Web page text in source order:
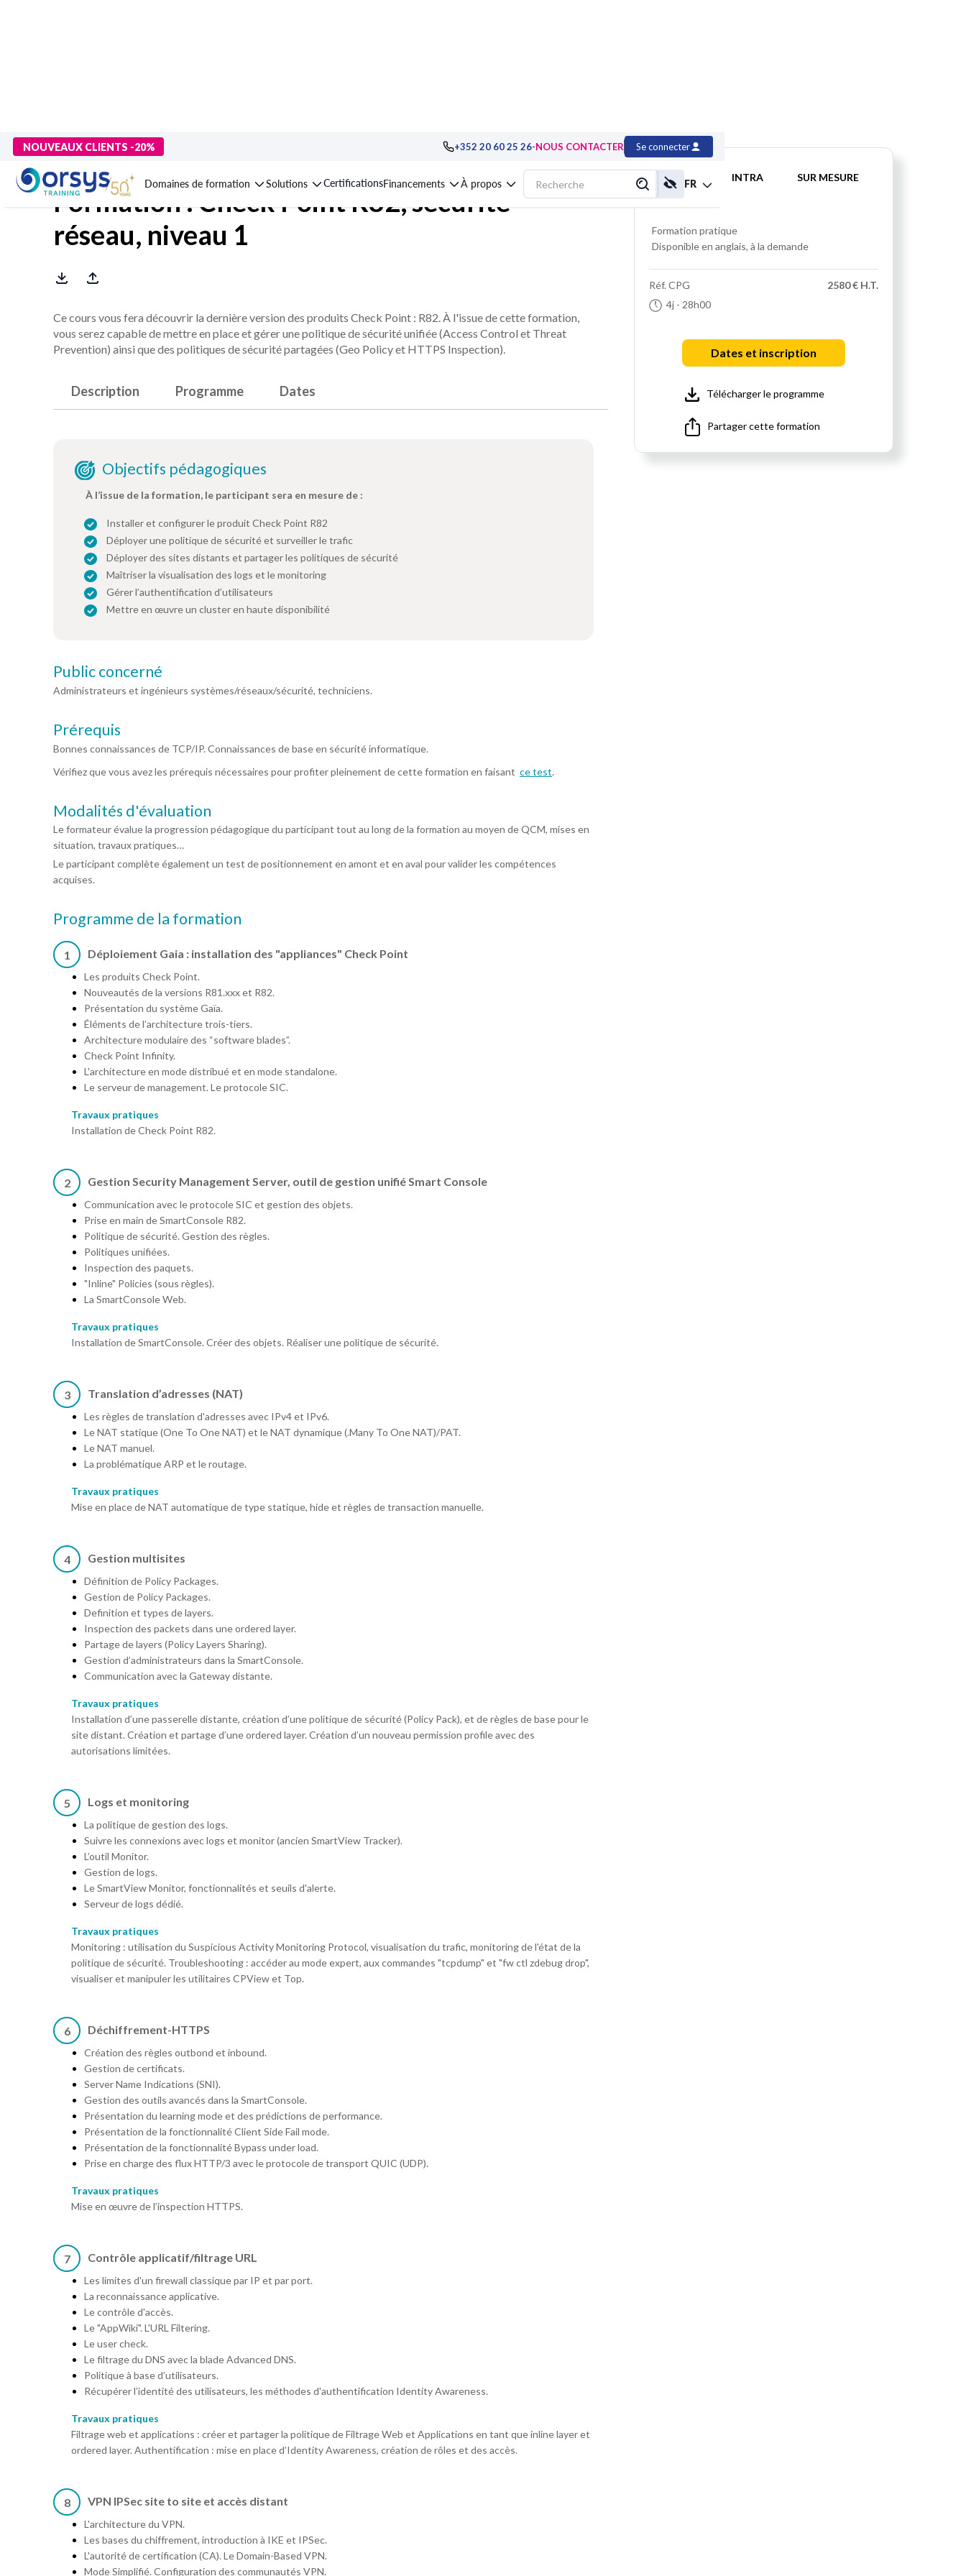
NOUVEAUX CLIENTS -20% +352 20 60 25 26-NOUS CONTACTER Se connecter
Domaines de formation Solutions CertificationsFinancements À propos FR
> Formations>Technologies numériques Cyber protection : les solutions éditeurs Formation Check Point R82, sécurité réseau, niveau 1
Formation : Check Point R82, sécurité
réseau, niveau 1
INTER INTRA SUR MESURE
Formation pratique
Disponible en anglais, à la demande
Réf. CPG
4j - 28h00
2580 € H.T.
Dates et inscription
Télécharger le programme
Partager cette formation
Ce cours vous fera découvrir la dernière version des produits Check Point : R82. À l'issue de cette formation,
vous serez capable de mettre en place et gérer une politique de sécurité unifiée (Access Control et Threat
Prevention) ainsi que des politiques de sécurité partagées (Geo Policy et HTTPS Inspection).
Description Programme Dates
Objectifs pédagogiques
À l’issue de la formation, le participant sera en mesure de :
Installer et configurer le produit Check Point R82
Déployer une politique de sécurité et surveiller le trafic
Déployer des sites distants et partager les politiques de sécurité
Maîtriser la visualisation des logs et le monitoring
Gérer l’authentification d’utilisateurs
Mettre en œuvre un cluster en haute disponibilité
Public concerné
Administrateurs et ingénieurs systèmes/réseaux/sécurité, techniciens.
Prérequis
Bonnes connaissances de TCP/IP. Connaissances de base en sécurité informatique.
Vérifiez que vous avez les prérequis nécessaires pour profiter pleinement de cette formation en faisant ce test.
Modalités d'évaluation
Le formateur évalue la progression pédagogique du participant tout au long de la formation au moyen de QCM, mises en
situation, travaux pratiques…
Le participant complète également un test de positionnement en amont et en aval pour valider les compétences
acquises.
Programme de la formation
1 Déploiement Gaia : installation des "appliances" Check Point
Les produits Check Point.
Nouveautés de la versions R81.xxx et R82.
Présentation du système Gaïa.
Éléments de l’architecture trois-tiers.
Architecture modulaire des “software blades”.
Check Point Infinity.
L'architecture en mode distribué et en mode standalone.
Le serveur de management. Le protocole SIC.
Travaux pratiques
Installation de Check Point R82.
2 Gestion Security Management Server, outil de gestion unifié Smart Console
Communication avec le protocole SIC et gestion des objets.
Prise en main de SmartConsole R82.
Politique de sécurité. Gestion des règles.
Politiques unifiées.
Inspection des paquets.
"Inline" Policies (sous règles).
La SmartConsole Web.
Travaux pratiques
Installation de SmartConsole. Créer des objets. Réaliser une politique de sécurité.
3 Translation d’adresses (NAT)
Les règles de translation d'adresses avec IPv4 et IPv6.
Le NAT statique (One To One NAT) et le NAT dynamique (.Many To One NAT)/PAT.
Le NAT manuel.
La problématique ARP et le routage.
Travaux pratiques
Mise en place de NAT automatique de type statique, hide et règles de transaction manuelle.
4 Gestion multisites
Définition de Policy Packages.
Gestion de Policy Packages.
Definition et types de layers.
Inspection des packets dans une ordered layer.
Partage de layers (Policy Layers Sharing).
Gestion d’administrateurs dans la SmartConsole.
Communication avec la Gateway distante.
Travaux pratiques
Installation d’une passerelle distante, création d’une politique de sécurité (Policy Pack), et de règles de base pour le
site distant. Création et partage d’une ordered layer. Création d’un nouveau permission profile avec des
autorisations limitées.
5 Logs et monitoring
La politique de gestion des logs.
Suivre les connexions avec logs et monitor (ancien SmartView Tracker).
L’outil Monitor.
Gestion de logs.
Le SmartView Monitor, fonctionnalités et seuils d'alerte.
Serveur de logs dédié.
Travaux pratiques
Monitoring : utilisation du Suspicious Activity Monitoring Protocol, visualisation du trafic, monitoring de l'état de la
politique de sécurité. Troubleshooting : accéder au mode expert, aux commandes "tcpdump" et "fw ctl zdebug drop",
visualiser et manipuler les utilitaires CPView et Top.
6 Déchiffrement-HTTPS
Création des règles outbond et inbound.
Gestion de certificats.
Server Name Indications (SNI).
Gestion des outils avancés dans la SmartConsole.
Présentation du learning mode et des prédictions de performance.
Présentation de la fonctionnalité Client Side Fail mode.
Présentation de la fonctionnalité Bypass under load.
Prise en charge des flux HTTP/3 avec le protocole de transport QUIC (UDP).
Travaux pratiques
Mise en œuvre de l’inspection HTTPS.
7 Contrôle applicatif/filtrage URL
Les limites d'un firewall classique par IP et par port.
La reconnaissance applicative.
Le contrôle d'accès.
Le "AppWiki". L'URL Filtering.
Le user check.
Le filtrage du DNS avec la blade Advanced DNS.
Politique à base d’utilisateurs.
Récupérer l’identité des utilisateurs, les méthodes d'authentification Identity Awareness.
Travaux pratiques
Filtrage web et applications : créer et partager la politique de Filtrage Web et Applications en tant que inline layer et
ordered layer. Authentification : mise en place d’Identity Awareness, création de rôles et des accès.
8 VPN IPSec site to site et accès distant
L'architecture du VPN.
Les bases du chiffrement, introduction à IKE et IPSec.
L'autorité de certification (CA). Le Domain-Based VPN.
Mode Simplifié. Configuration des communautés VPN.